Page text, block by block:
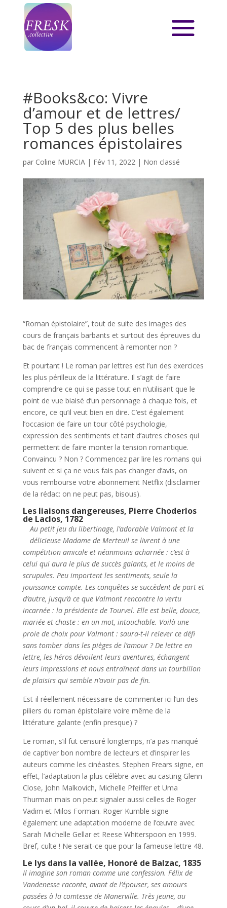
#Books&co: Vivre
d’amour et de lettres/
Top 5 des plus belles
romances épistolaires
par Coline MURCIA| Fév 11, 2022| Non classé
“Roman épistolaire”, tout de suite des images des
cours de français barbants et surtout des épreuves du
bac de français commencent à remonter non ?
Et pourtant ! Le roman par lettres est l’un des exercices
les plus périlleux de la littérature. Il s’agit de faire
comprendre ce qui se passe tout en n’utilisant que le
point de vue biaisé d’un personnage à chaque fois, et
encore, ce qu’il veut bien en dire. C’est également
l’occasion de faire un tour côté psychologie,
expression des sentiments et tant d’autres choses qui
permettent de faire monter la tension romantique.
Convaincu ? Non ? Commencez par lire les romans qui
suivent et si ça ne vous fais pas changer d’avis, on
vous rembourse votre abonnement Netflix (disclaimer
de la rédac: on ne peut pas, bisous).
Les liaisons dangereuses, Pierre Choderlos
de Laclos, 1782
Au petit jeu du libertinage, l’adorable Valmont et la
délicieuse Madame de Merteuil se livrent à une
compétition amicale et néanmoins acharnée : c’est à
celui qui aura le plus de succès galants, et le moins de
scrupules. Peu importent les sentiments, seule la
jouissance compte. Les conquêtes se succèdent de part et
d’autre, jusqu’à ce que Valmont rencontre la vertu
incarnée : la présidente de Tourvel. Elle est belle, douce,
mariée et chaste : en un mot, intouchable. Voilà une
proie de choix pour Valmont : saura-t-il relever ce défi
sans tomber dans les pièges de l’amour ? De lettre en
lettre, les héros dévoilent leurs aventures, échangent
leurs impressions et nous entraînent dans un tourbillon
de plaisirs qui semble n’avoir pas de fin.
Est-il réellement nécessaire de commenter ici l’un des
piliers du roman épistolaire voire même de la
littérature galante (enfin presque) ?
Le roman, s’il fut censuré longtemps, n’a pas manqué
de captiver bon nombre de lecteurs et d’inspirer les
auteurs comme les cinéastes. Stephen Frears signe, en
effet, l’adaptation la plus célèbre avec au casting Glenn
Close, John Malkovich, Michelle Pfeiffer et Uma
Thurman mais on peut signaler aussi celles de Roger
Vadim et Milos Forman. Roger Kumble signe
également une adaptation moderne de l’œuvre avec
Sarah Michelle Gellar et Reese Whiterspoon en 1999.
Bref, culte ! Ne serait-ce que pour la fameuse lettre 48.
Le lys dans la vallée, Honoré de Balzac, 1835
Il imagine son roman comme une confession. Félix de
Vandenesse raconte, avant de l’épouser, ses amours
passées à la comtesse de Manerville. Très jeune, au